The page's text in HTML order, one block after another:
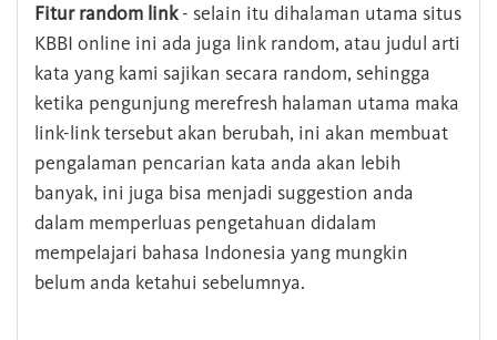
Fitur random link- selain itu dihalaman utama situs
KBBI online ini ada juga link random, atau judul arti
kata yang kami sajikan secara random, sehingga
ketika pengunjung merefresh halaman utama maka
link-link tersebut akan berubah, ini akan membuat
pengalaman pencarian kata anda akan lebih
banyak, ini juga bisa menjadi suggestion anda
dalam memperluas pengetahuan didalam
mempelajari bahasa Indonesia yang mungkin
belum anda ketahui sebelumnya.